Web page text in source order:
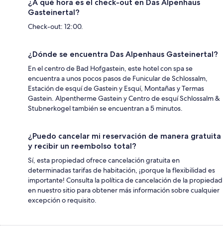
¿A qué hora es el check-out en Das Alpenhaus
Gasteinertal?
Check-out: 12:00.
¿Dónde se encuentra Das Alpenhaus Gasteinertal?
En el centro de Bad Hofgastein, este hotel con spa se
encuentra a unos pocos pasos de Funicular de Schlossalm,
Estación de esquí de Gastein y Esquí, Montañas y Termas
Gastein. Alpentherme Gastein y Centro de esquí Schlossalm &
Stubnerkogel también se encuentran a 5 minutos.
¿Puedo cancelar mi reservación de manera gratuita
y recibir un reembolso total?
Sí, esta propiedad ofrece cancelación gratuita en
determinadas tarifas de habitación, ¡porque la flexibilidad es
importante! Consulta la política de cancelación de la propiedad
en nuestro sitio para obtener más información sobre cualquier
excepción o requisito.